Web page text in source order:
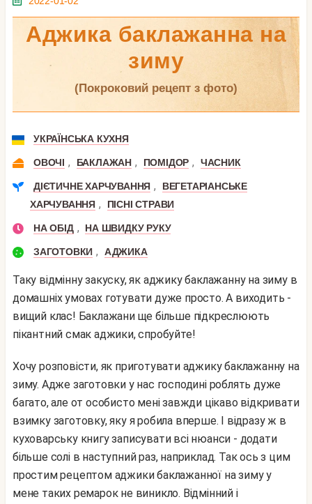
Аджика баклажанна на
зиму
(покроковий рецепт з фото)
УКРАЇНСЬКА КУХНЯ
ОВОЧІ , БАКЛАЖАН , ПОМІДОР , ЧАСНИК
ДІЄТИЧНЕ ХАРЧУВАННЯ ,
ВЕГЕТАРІАНСЬКЕ
ХАРЧУВАННЯ , ПІСНІ СТРАВИ
НА ОБІД , НА ШВИДКУ РУКУ
ЗАГОТОВКИ , АДЖИКА
Таку відмінну закуску, як аджику баклажанну на зиму в
домашніх умовах готувати дуже просто. А виходить -
вищий клас! Баклажани ще більше підкреслюють
пікантний смак аджики, спробуйте!
Хочу розповісти, як приготувати аджику баклажанну на
зиму. Адже заготовки у нас господині роблять дуже
багато, але от особисто мені завжди цікаво відкривати
взимку заготовку, яку я робила вперше. І відразу ж в
куховарську книгу записувати всі нюанси - додати
більше солі в наступний раз, наприклад. Так ось з цим
простим рецептом аджики баклажанної на зиму у
мене таких ремарок не виникло. Відмінний і